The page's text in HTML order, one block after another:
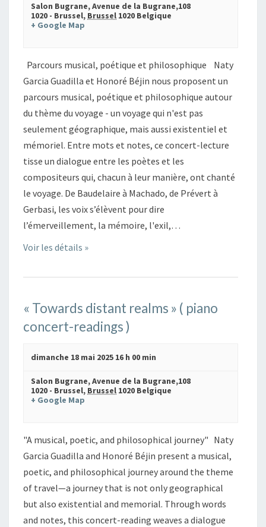
Salon Bugrane,Avenue de la Bugrane,108
1020 - Brussel, Brussel 1020 Belgique
+ Google Map
Parcours musical, poétique et philosophique Naty
Garcia Guadilla et Honoré Béjin nous proposent un
parcours musical, poétique et philosophique autour
du thème du voyage - un voyage qui n'est pas
seulement géographique, mais aussi existentiel et
mémoriel. Entre mots et notes, ce concert-lecture
tisse un dialogue entre les poètes et les
compositeurs qui, chacun à leur manière, ont chanté
le voyage. De Baudelaire à Machado, de Prévert à
Gerbasi, les voix s’élèvent pour dire
l’émerveillement, la mémoire, l'exil,…
Voir les détails »
« Towards distant realms » ( piano
concert-readings )
dimanche 18 mai 2025 16 h 00 min
Salon Bugrane,Avenue de la Bugrane,108
1020 - Brussel, Brussel 1020 Belgique
+ Google Map
"A musical, poetic, and philosophical journey" Naty
Garcia Guadilla and Honoré Béjin present a musical,
poetic, and philosophical journey around the theme
of travel—a journey that is not only geographical
but also existential and memorial. Through words
and notes, this concert-reading weaves a dialogue